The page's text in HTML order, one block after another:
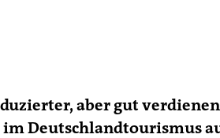
aber gut
Deutschlandtourismus